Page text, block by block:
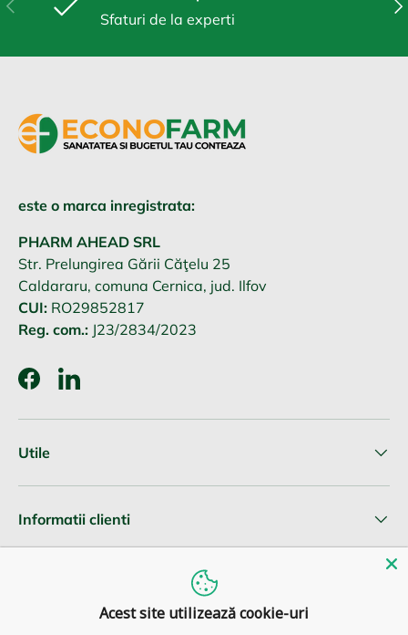
Sfaturi de la experti
este o marca inregistrata:
PHARM AHEAD SRL
Str. Prelungirea Gării Căţelu 25
Caldararu, comuna Cernica, jud. Ilfov
CUI: RO29852817
Reg. com.: J23/2834/2023
FacebookLinkedIn
Utile
Informatii clienti
Acest site utilizează cookie-uri